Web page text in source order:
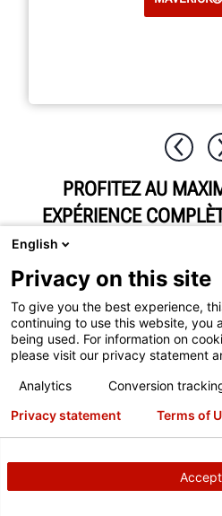
PROFITEZ AU
EXPÉRIENCE
POUR MIEUX VOUS
NOUS VOUS JUMELER
Envoyez un message à votre
English
Privacy on this site
To give you the best experience,
continuing to use this website, you
being used. For information on
please visit our privacy statement
Analytics
Conversion
Accept
Privacy statement Terms of